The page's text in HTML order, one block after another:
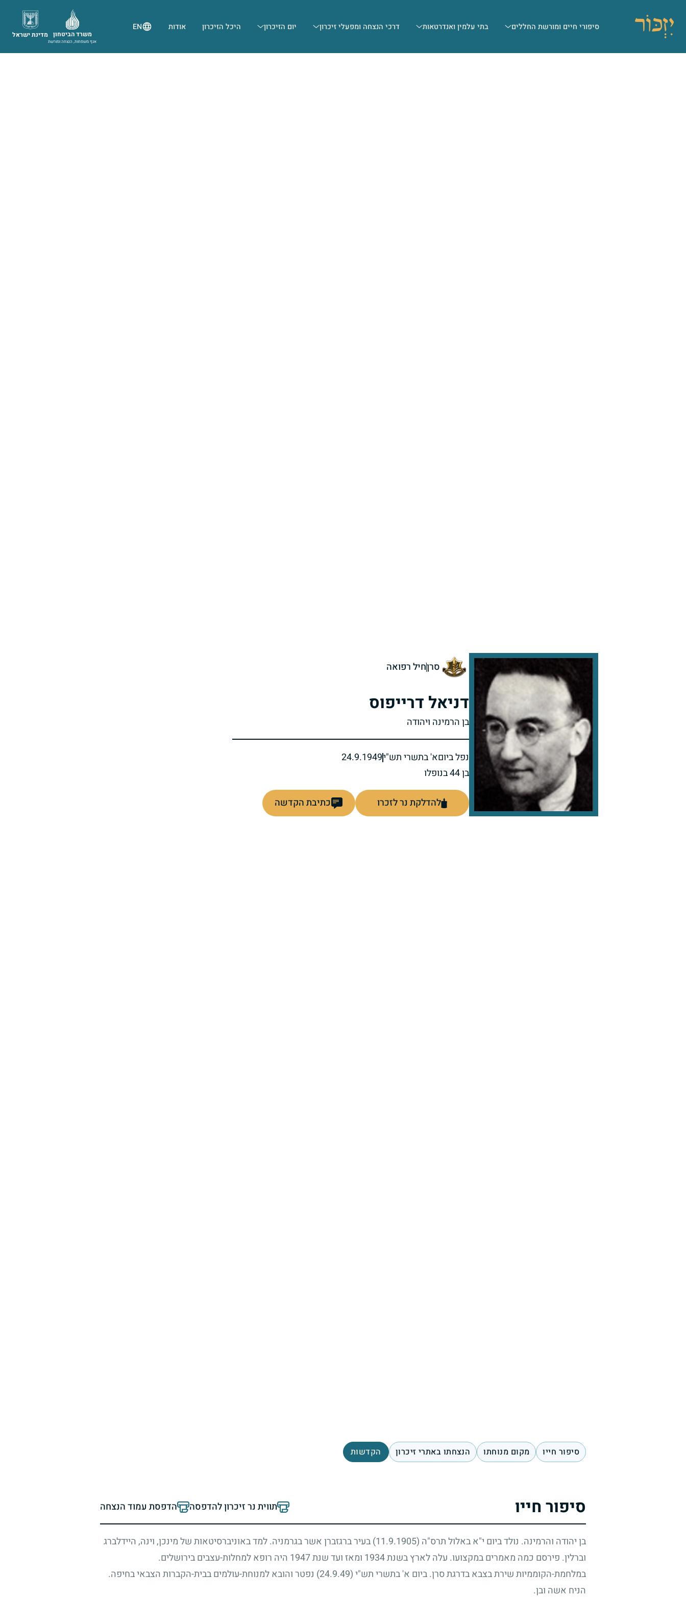
סיפורי חיים ומורשת החללים בתי עלמין ואנדרטאות דרכי הנצחה ומפעלי זיכרון יום הזיכרון היכל הזיכרון אודות EN
מדינת ישראל משרד הביטחון
אגף משפחות, הנצחה ומורשת
סרןחיל רפואה
דניאל דרייפוס
בן הרמינה ויהודה
נפל ביוםא' בתשרי תש"י24.9.1949
בן 44 בנופלו
להדלקת נר לזכרו כתיבת הקדשה
סיפור חייו מקום מנוחתו הנצחתו באתרי זיכרון הקדשות
סיפור חייו תווית נר זיכרון להדפסה הדפסת עמוד הנצחה
בן יהודה והרמינה. נולד ביום י"א באלול תרס"ה (11.9.1905)
בעיר ברגזברן אשר בגרמניה. למד באוניברסיטאות של מינכן, וינה, היידלברג
וברלין. פירסם כמה מאמרים במקצועו. עלה לארץ בשנת1934 ומאז ועד שנת1947 היה רופא למחלות-עצבים בירושלים.
במלחמת-הקוממיות שירת בצבא בדרגת סרן. ביום א' בתשרי תש"י(24.9.49)
נפטר והובא למנוחת-עולמים בבית-הקברות הצבאי בחיפה.
הניח אשה ובן.